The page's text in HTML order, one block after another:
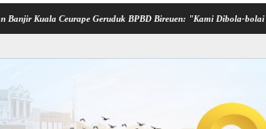
Ceurape Geruduk BPBD Bireuen: "Kami Dibola-bolai" IMO-